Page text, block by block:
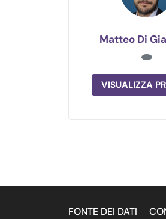
Matteo Di
VISUALIZZA
FONTE DEI DATI